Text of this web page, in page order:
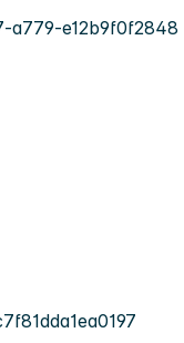
a779-e12b9f0f2848